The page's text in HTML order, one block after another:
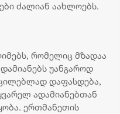
ძალიან აახლოებს.
რომელიც მზადაა
უანგაროდ
დაფასდება,
ადამიანებთან
ერთმანეთის